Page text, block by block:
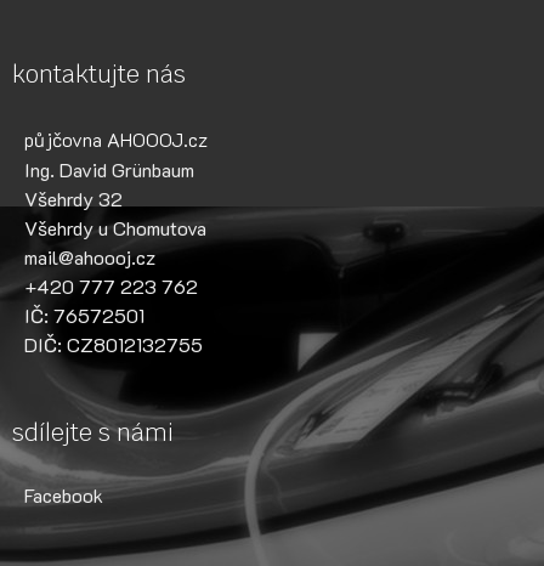
kontaktujte nás
půjčovna AHOOOJ.cz
Ing. David Grünbaum
Všehrdy 32
Všehrdy u Chomutova
mail@ahoooj.cz
+420 777 223 762
IČ: 76572501
DIČ: CZ8012132755
sdílejte s námi
Facebook